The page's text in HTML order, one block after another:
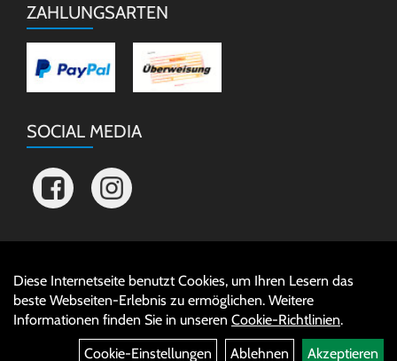
ZAHLUNGSARTEN
SOCIAL MEDIA
Diese Internetseite benutzt Cookies, um Ihren Lesern das
beste Webseiten-Erlebnis zu ermöglichen. Weitere
Informationen finden Sie in unseren Cookie-Richtlinien.
Cookie-Einstellungen
Ablehnen Akzeptieren
Auftrag widerrufen